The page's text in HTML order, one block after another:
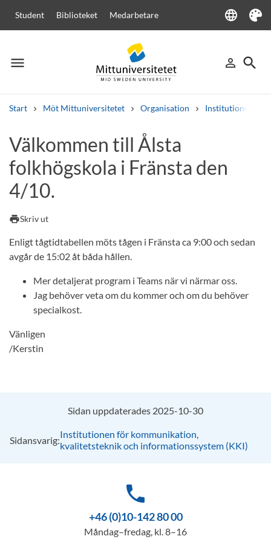
Student Biblioteket Medarbetare language
Language
Tema
menu
Meny person_outline
Logga in
search
Sök
Start Möt Mittuniversitetet Organisation Institutioner
Andra söktjänster
Kurser och program KursplanerVälkomstbrevPersonal
Lediga jobb
Välkommen till Ålsta
folkhögskola i Fränsta den
4/10.
printSkriv ut
Enligt tågtidtabellen möts tågen i Fränsta ca 9:00 och sedan
avgår de 15:02 åt båda hållen.
Mer detaljerat program i Teams när vi närmar oss.
Jag behöver veta om du kommer och om du behöver
specialkost.
Vänligen
/Kerstin
Sidan uppdaterades 2025-10-30
Sidansvarig:Institutionen för kommunikation,
kvalitetsteknik och informationssystem (KKI)
phone
+46 (0)10-142 80 00
Måndag–fredag, kl. 8–16